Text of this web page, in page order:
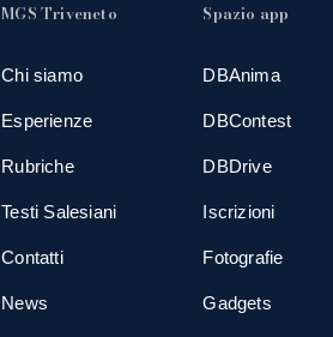
MGS Triveneto
Chi siamo
Esperienze
Rubriche
Testi Salesiani
Contatti
News
Spazio app
DBAnima
DBContest
DBDrive
Iscrizioni
Fotografie
Gadgets